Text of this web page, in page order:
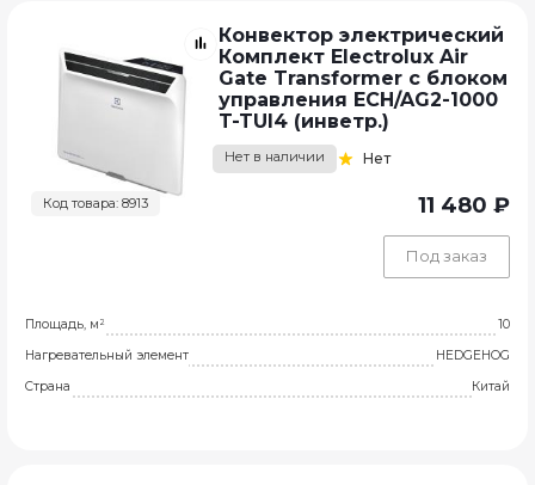
Код товара: 8913
Конвектор электрический
Комплект Electrolux Air
Gate Transformer с блоком
управления ECH/AG2-1000
T-TUI4 (инветр.)
Нет в наличии Нет
11 480 ₽
Под заказ
Площадь, м²
10
Нагревательный элемент
HEDGEHOG
Страна
Китай